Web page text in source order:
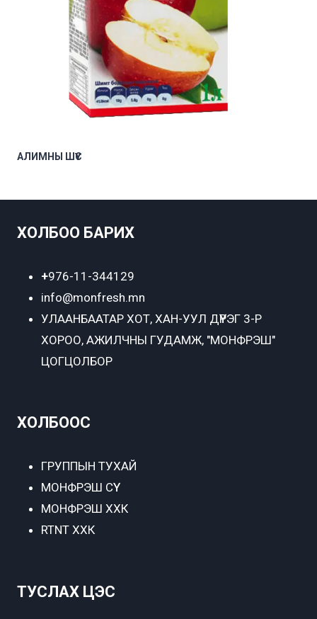
АЛИМНЫ ШҮҮС
ХОЛБОО БАРИХ
+976-11-344129
info@monfresh.mn
УЛААНБААТАР ХОТ, ХАН-УУЛ ДҮҮРЭГ 3-Р
ХОРОО, АЖИЛЧНЫ ГУДАМЖ, "МОНФРЭШ"
ЦОГЦОЛБОР
ХОЛБООС
ГРУППЫН ТУХАЙ
МОНФРЭШ СҮҮ
МОНФРЭШ ХХК
RTNT ХХК
ТУСЛАХ ЦЭС